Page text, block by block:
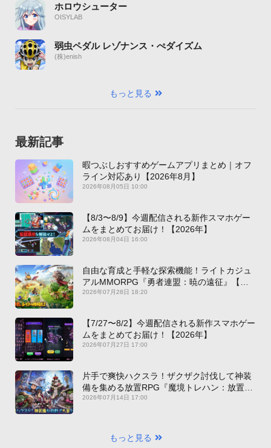
ホロウシューター
OISYLAB
弱虫ペダル レゾナンス・ぺダイズム
(株)enish
もっと見る
最新記事
暇つぶしおすすめゲームアプリまとめ｜オフ
ライン対応あり【2026年8月】
2026年08月05日 10:00
【8/3〜8/9】今週配信される新作スマホゲー
ムをまとめてお届け！【2026年】
2026年08月04日 16:00
自由な育成と手軽な探索機能！ライトカジュ
アルMMORPG『勇者連盟：暁の遠征』【最
新作PICKUP】
2026年07月28日 18:20
【7/27〜8/2】今週配信される新作スマホゲー
ムをまとめてお届け！【2026年】
2026年07月27日 17:00
片手で爽快ハクスラ！ザクザク討伐して神装
備を集める放置RPG『魔境トレハン：放置で
神装備』【最新作PICKUP】
2026年07月14日 17:00
もっと見る